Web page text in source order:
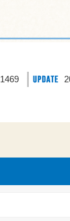
1469